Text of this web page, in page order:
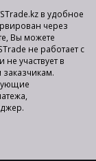
в удобное
через
Вы можете
не работает с
участвует в